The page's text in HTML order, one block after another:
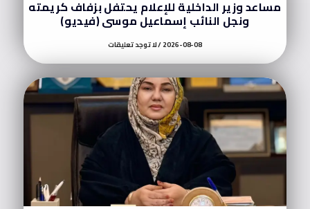
مساعد وزير الداخلية للإعلام يحتفل بزفاف كريمته
ونجل النائب إسماعيل موسى (فيديو)
2026-08-08 لا توجد تعليقات